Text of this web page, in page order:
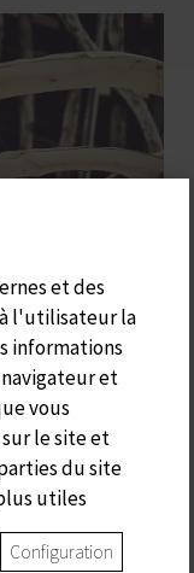
menuisiers de
sauvage
d'outils pour la
était
de
et des
l'utilisateur la
informations
et
vous
le site et
du site
utiles
Configuration